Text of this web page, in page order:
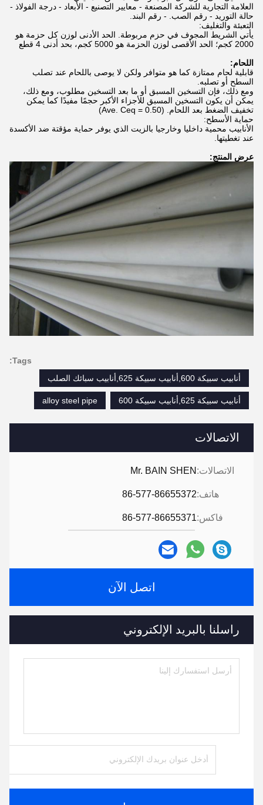
الاتصالات
الاتصالات: Mr. BAIN SHEN
هاتف:86-577-86655372
فاكس:86-577-86655371
اتصل الآن
راسلنا بالبريد الإلكتروني
العلامة التجارية للشركة المصنعة - معايير التصنيع - الأبعاد - درجة الفولاذ -
حالة التوريد - رقم الصب. - رقم البند.
التعبئة والتغليف:
يأتي الشريط المجوف في حزم مربوطة. الحد الأدنى لوزن كل حزمة هو
2000 كجم؛ الحد الأقصى لوزن الحزمة هو 5000 كجم، بحد أدنى 4 قطع
اللحام:
قابلية لحام ممتازة كما هو متوافر ولكن لا يوصى باللحام عند تصلب
السطح أو تصلبه.
ومع ذلك، فإن التسخين المسبق أو ما بعد التسخين مطلوب، ومع ذلك،
يمكن أن يكون التسخين المسبق للأجزاء الأكبر حجمًا مفيدًا كما يمكن
تخفيف الضغط بعد اللحام. (Ave. Ceq = 0.50)
حماية الأسطح:
الأنابيب محمية داخليا وخارجيا بالزيت الذي يوفر حماية مؤقتة ضد الأكسدة
عند تغطيتها.
عرض المنتج:
Tags:
أنابيب سبيكة 600,أنابيب سبيكة 625,أنابيب سبائك الصلب
أنابيب سبيكة 625,أنابيب سبيكة 600 alloy steel pipe